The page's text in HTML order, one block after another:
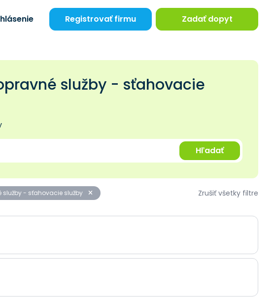
Registrovať firmu Zadať dopyt
služby - sťahovacie
Hľadať
služby - sťahovacie služby Zrušiť všetky filtre